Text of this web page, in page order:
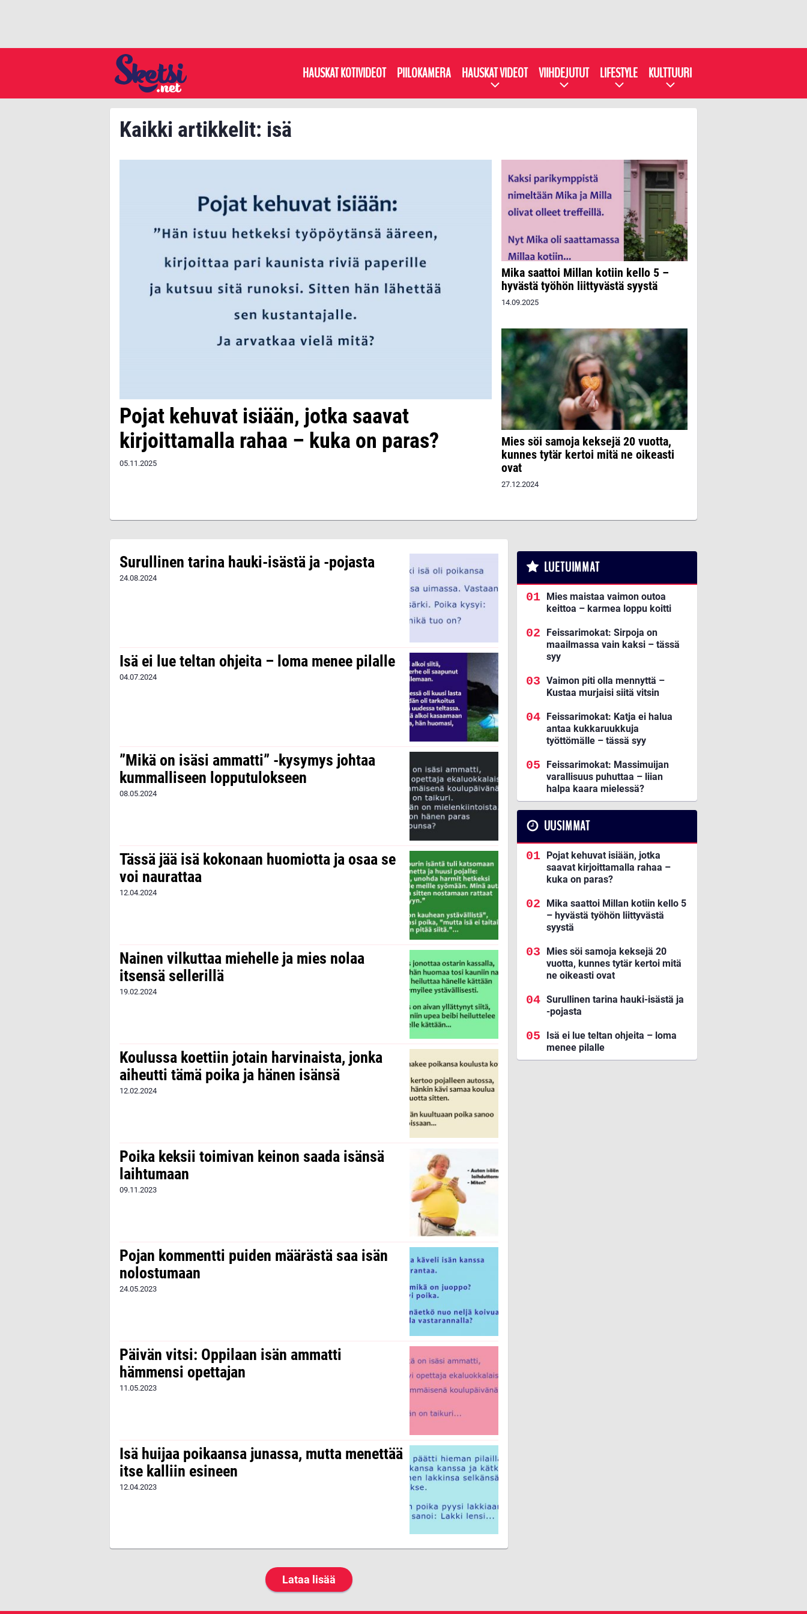
HAUSKAT KOTIVIDEOT PIILOKAMERA HAUSKAT VIDEOT VIIHDEJUTUT LIFESTYLE KULTTUURI
Kaikki artikkelit: isä
Pojat kehuvat isiään, jotka saavat
kirjoittamalla rahaa – kuka on paras?
05.11.2025
Mika saattoi Millan kotiin kello 5 –
hyvästä työhön liittyvästä syystä
14.09.2025
Mies söi samoja keksejä 20 vuotta,
kunnes tytär kertoi mitä ne oikeasti
ovat
27.12.2024
Surullinen tarina hauki-isästä ja -pojasta
24.08.2024
Isä ei lue teltan ohjeita – loma menee pilalle
04.07.2024
”Mikä on isäsi ammatti” -kysymys johtaa
kummalliseen lopputulokseen
08.05.2024
Tässä jää isä kokonaan huomiotta ja osaa se
voi naurattaa
12.04.2024
Nainen vilkuttaa miehelle ja mies nolaa
itsensä sellerillä
19.02.2024
Koulussa koettiin jotain harvinaista, jonka
aiheutti tämä poika ja hänen isänsä
12.02.2024
Poika keksii toimivan keinon saada isänsä
laihtumaan
09.11.2023
Pojan kommentti puiden määrästä saa isän
nolostumaan
24.05.2023
Päivän vitsi: Oppilaan isän ammatti
hämmensi opettajan
11.05.2023
Isä huijaa poikaansa junassa, mutta menettää
itse kalliin esineen
12.04.2023
Lataa lisää
LUETUIMMAT
Mies maistaa vaimon outoa
keittoa – karmea loppu koitti
Feissarimokat: Sirpoja on
maailmassa vain kaksi – tässä
syy
Vaimon piti olla mennyttä –
Kustaa murjaisi siitä vitsin
Feissarimokat: Katja ei halua
antaa kukkaruukkuja
työttömälle – tässä syy
Feissarimokat: Massimuijan
varallisuus puhuttaa – liian
halpa kaara mielessä?
UUSIMMAT
Pojat kehuvat isiään, jotka
saavat kirjoittamalla rahaa –
kuka on paras?
Mika saattoi Millan kotiin kello 5
– hyvästä työhön liittyvästä
syystä
Mies söi samoja keksejä 20
vuotta, kunnes tytär kertoi mitä
ne oikeasti ovat
Surullinen tarina hauki-isästä ja
-pojasta
Isä ei lue teltan ohjeita – loma
menee pilalle